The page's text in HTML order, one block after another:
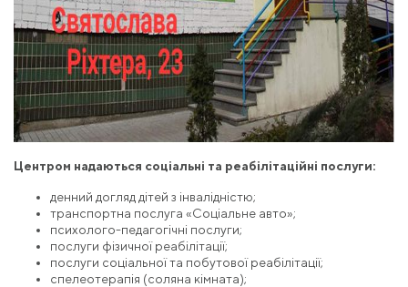
Центром надаються соціальні та реабілітаційні послуги:
денний догляд дітей з інвалідністю;
транспортна послуга «Соціальне авто»;
психолого-педагогічні послуги;
послуги фізичної реабілітації;
послуги соціальної та побутової реабілітації;
спелеотерапія (соляна кімната);